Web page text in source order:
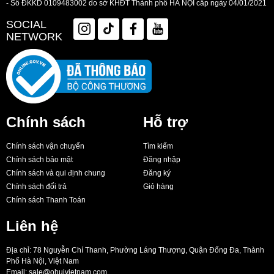
- Số ĐKKD 0109483002 do sở KHĐT Thành phố HÀ NỘI cấp ngày 04/01/2021
SOCIAL
NETWORK
Chính sách
Chính sách vận chuyển
Chính sách bảo mật
Chính sách và qui định chung
Chính sách đổi trả
Chính sách Thanh Toán
Hỗ trợ
Tìm kiếm
Đăng nhập
Đăng ký
Giỏ hàng
Liên hệ
Địa chỉ: 78 Nguyễn Chí Thanh, Phường Láng Thượng, Quận Đống Đa, Thành
Phố Hà Nội, Việt Nam
Email: sale@ohuivietnam.com